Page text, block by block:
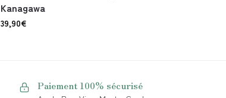
Kanagawa
39,90€
Paiement 100% sécurisé